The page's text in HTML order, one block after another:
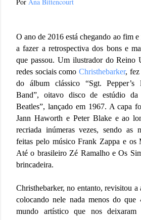
O ano de 2016 está chegando ao fim
a fazer a retrospectiva dos bons e
que passou. Um ilustrador do Reino
redes sociais como Christhebarker, fez
do álbum clássico “Sgt.
Band”, oitavo disco de estúdio da
Beatles”, lançado em 1967. A capa
Jann Haworth e Peter Blake e ao
recriada inúmeras vezes, sendo as
feitas pelo músico Frank Zappa e os
Até o brasileiro Zé Ramalho e Os
brincadeira.
Christhebarker, no entanto, revisitou
colocando nele nada menos do que
mundo artístico que nos